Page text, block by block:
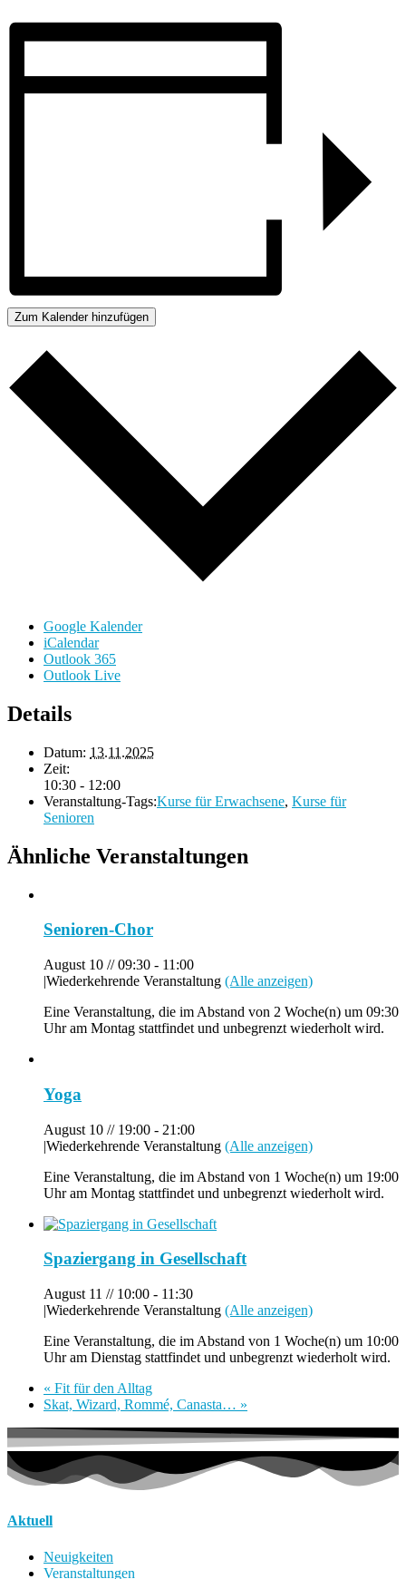
Zum Kalender hinzufügen
Google Kalender
iCalendar
Outlook 365
Outlook Live
Details
Datum: 13.11.2025
Zeit:
10:30 - 12:00
Veranstaltung-Tags:Kurse für Erwachsene, Kurse für
Senioren
Ähnliche Veranstaltungen
Senioren-Chor
August 10 // 09:30 - 11:00
|Wiederkehrende Veranstaltung (Alle anzeigen)
Eine Veranstaltung, die im Abstand von 2 Woche(n) um 09:30
Uhr am Montag stattfindet und unbegrenzt wiederholt wird.
Yoga
August 10 // 19:00 - 21:00
|Wiederkehrende Veranstaltung (Alle anzeigen)
Eine Veranstaltung, die im Abstand von 1 Woche(n) um 19:00
Uhr am Montag stattfindet und unbegrenzt wiederholt wird.
Spaziergang in Gesellschaft
August 11 // 10:00 - 11:30
|Wiederkehrende Veranstaltung (Alle anzeigen)
Eine Veranstaltung, die im Abstand von 1 Woche(n) um 10:00
Uhr am Dienstag stattfindet und unbegrenzt wiederholt wird.
« Fit für den Alltag
Skat, Wizard, Rommé, Canasta… »
Aktuell
Neuigkeiten
Veranstaltungen